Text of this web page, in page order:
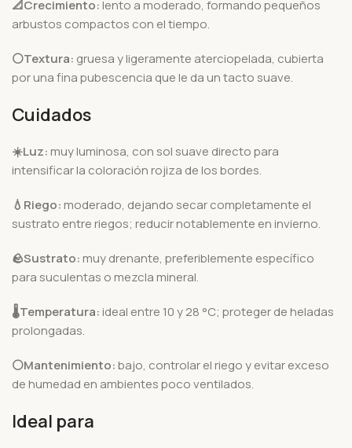
📐Crecimiento: lento a moderado, formando pequeños
arbustos compactos con el tiempo.
⚪Textura: gruesa y ligeramente aterciopelada, cubierta
por una fina pubescencia que le da un tacto suave.
Cuidados
☀️Luz: muy luminosa, con sol suave directo para
intensificar la coloración rojiza de los bordes.
💧Riego: moderado, dejando secar completamente el
sustrato entre riegos; reducir notablemente en invierno.
🪨Sustrato: muy drenante, preferiblemente específico
para suculentas o mezcla mineral.
🌡️Temperatura: ideal entre 10 y 28 °C; proteger de heladas
prolongadas.
⚪Mantenimiento:bajo, controlar el riego y evitar exceso
de humedad en ambientes poco ventilados.
Ideal para